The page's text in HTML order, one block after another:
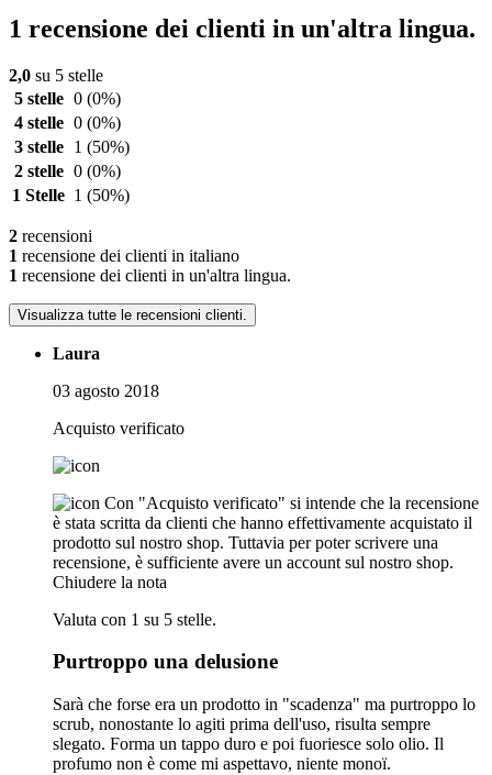
1 recensione dei clienti in un'altra lingua.
2,0 su 5 stelle
5 stelle 0 (0%)
4 stelle 0 (0%)
3 stelle
1 (50%)
2 stelle 0 (0%)
1 Stelle 1 (50%)
2 recensioni
1 recensione dei clienti in italiano
1 recensione dei clienti in un'altra lingua.
Visualizza tutte le recensioni clienti.
Laura
03 agosto 2018
Acquisto verificato
Con "Acquisto verificato" si intende che la recensione
è stata scritta da clienti che hanno effettivamente acquistato il
prodotto sul nostro shop. Tuttavia per poter scrivere una
recensione, è sufficiente avere un account sul nostro shop.
Chiudere la nota
Valuta con 1 su 5 stelle.
Purtroppo una delusione
Sarà che forse era un prodotto in "scadenza" ma purtroppo lo
scrub, nonostante lo agiti prima dell'uso, risulta sempre
slegato. Forma un tappo duro e poi fuoriesce solo olio. Il
profumo non è come mi aspettavo, niente monoï.